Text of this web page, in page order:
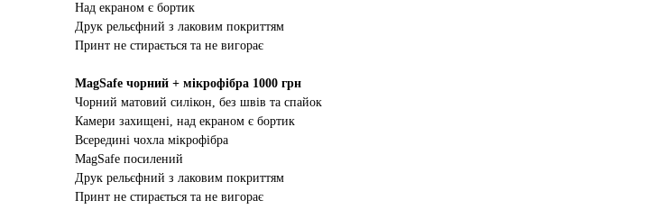
Над екраном є бортик
Друк рельєфний з лаковим покриттям
Принт не стирається та не вигорає
MagSafe чорний + мікрофібра 1000 грн
Чорний матовий силікон, без швів та спайок
Камери захищені, над екраном є бортик
Всередині чохла мікрофібра
MagSafe посилений
Друк рельєфний з лаковим покриттям
Принт не стирається та не вигорає